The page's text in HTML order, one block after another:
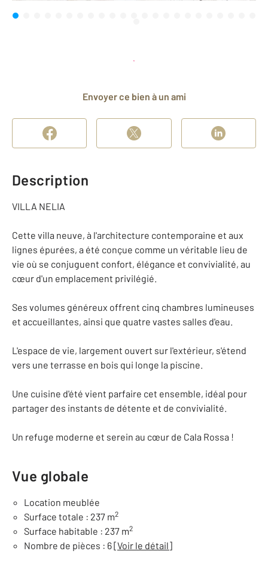
Envoyer ce bien à un ami
Description
VILLA NELIA
Cette villa neuve, à l'architecture contemporaine et aux
lignes épurées, a été conçue comme un véritable lieu de
vie où se conjuguent confort, élégance et convivialité, au
cœur d'un emplacement privilégié.
Ses volumes généreux offrent cinq chambres lumineuses
et accueillantes, ainsi que quatre vastes salles d'eau.
L'espace de vie, largement ouvert sur l'extérieur, s'étend
vers une terrasse en bois qui longe la piscine.
Une cuisine d'été vient parfaire cet ensemble, idéal pour
partager des instants de détente et de convivialité.
Un refuge moderne et serein au cœur de Cala Rossa !
Vue globale
Location meublée
Surface totale : 237 m2
Surface habitable : 237 m2
Nombre de pièces : 6[Voir le détail]